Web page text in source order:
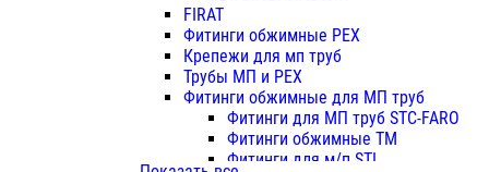
Фитинги ПП белые
Фитинги ППс металл.белые
VALFEX
Трубы PE-RT
Трубы ПП водопровод белые
Трубы ПП водопровод серые
Трубы армированные
FIRAT
Фитинги обжимные PEX
Крепежи для мп труб
Трубы МП и PEX
Фитинги обжимные для МП труб
Фитинги для МП труб STC-FARO
Фитинги обжимные ТМ
Фитинги для м/п STI